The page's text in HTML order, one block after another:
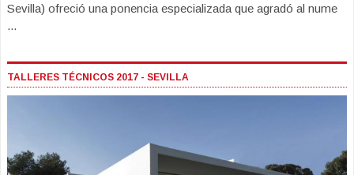
Sevilla) ofreció una ponencia especializada que agradó al nume
...
TALLERES TÉCNICOS 2017 - SEVILLA